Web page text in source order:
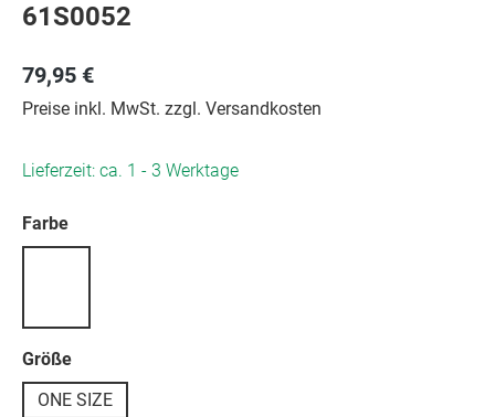
61S0052
79,95 €
Preise inkl. MwSt. zzgl. Versandkosten
Lieferzeit: ca. 1 - 3 Werktage
Farbeauswählen
Größeauswählen
ONE SIZE